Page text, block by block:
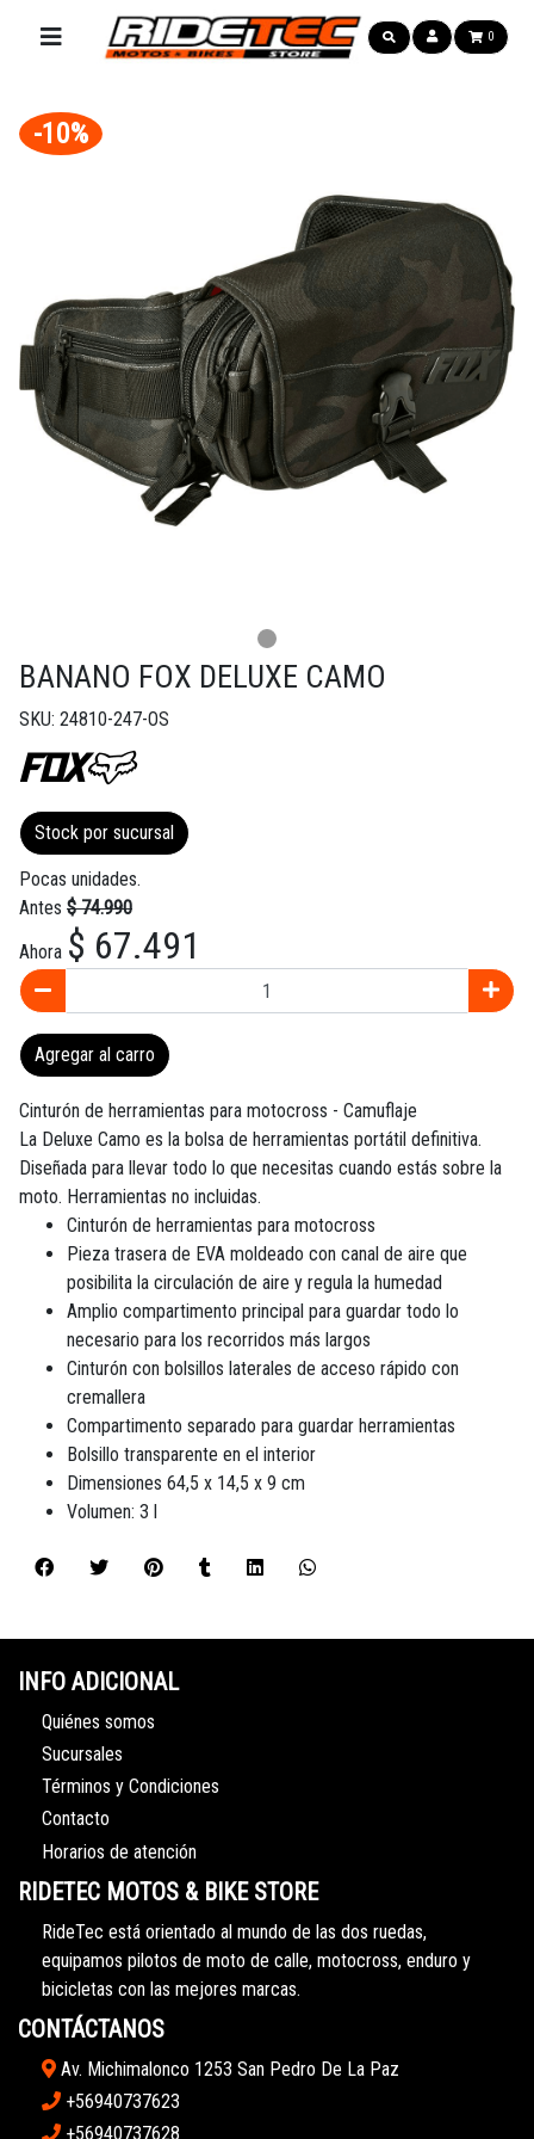
0
-10%
BANANO FOX DELUXE CAMO
SKU: 24810-247-OS
Stock por sucursal
Pocas unidades.
Antes $ 74.990
Ahora $ 67.491
Agregar al carro
Cinturón de herramientas para motocross - Camuflaje
La Deluxe Camo es la bolsa de herramientas portátil definitiva.
Diseñada para llevar todo lo que necesitas cuando estás sobre la
moto. Herramientas no incluidas.
Cinturón de herramientas para motocross
Pieza trasera de EVA moldeado con canal de aire que
posibilita la circulación de aire y regula la humedad
Amplio compartimento principal para guardar todo lo
necesario para los recorridos más largos
Cinturón con bolsillos laterales de acceso rápido con
cremallera
Compartimento separado para guardar herramientas
Bolsillo transparente en el interior
Dimensiones 64,5 x 14,5 x 9 cm
Volumen: 3 l
INFO ADICIONAL
Quiénes somos
Sucursales
Términos y Condiciones
Contacto
Horarios de atención
RIDETEC MOTOS & BIKE STORE
RideTec está orientado al mundo de las dos ruedas,
equipamos pilotos de moto de calle, motocross, enduro y
bicicletas con las mejores marcas.
CONTÁCTANOS
Av. Michimalonco 1253 San Pedro De La Paz
+56940737623
+56940737628